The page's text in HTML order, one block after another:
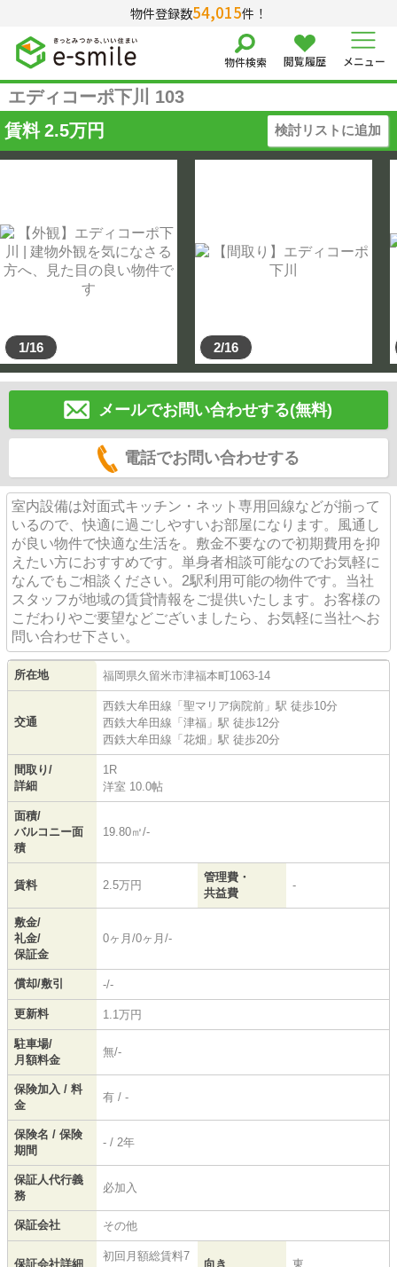
物件登録数54,015件！
物件検索 閲覧履歴 メニュー
エディコーポ下川 103
賃料 2.5万円 検討リストに追加
1/16 2/16
メールでお問い合わせする(無料)
電話でお問い合わせする
室内設備は対面式キッチン・ネット専用回線などが揃って
いるので、快適に過ごしやすいお部屋になります。風通し
が良い物件で快適な生活を。敷金不要なので初期費用を抑
えたい方におすすめです。単身者相談可能なのでお気軽に
なんでもご相談ください。2駅利用可能の物件です。当社
スタッフが地域の賃貸情報をご提供いたします。お客様の
こだわりやご要望などございましたら、お気軽に当社へお
問い合わせ下さい。
所在地 福岡県久留米市津福本町1063-14
交通
西鉄大牟田線 「聖マリア病院前 」駅 徒歩10分
西鉄大牟田線 「津福 」駅 徒歩12分
西鉄大牟田線 「花畑 」駅 徒歩20分
間取り/
詳細
1R
洋室 10.0帖
面積/
バルコニー面
積
19.80㎡/-
賃料 2.5万円
管理費・
共益費
-
敷金/
礼金/
保証金
0ヶ月/0ヶ月/-
償却/敷引 -/-
更新料 1.1万円
駐車場/
月額料金
無/-
保険加入 / 料
金
有 / -
保険名 / 保険
期間
- / 2年
保証人代行義
務
必加入
保証会社 その他
保証会社詳細
初回月額総賃料7
向き 東